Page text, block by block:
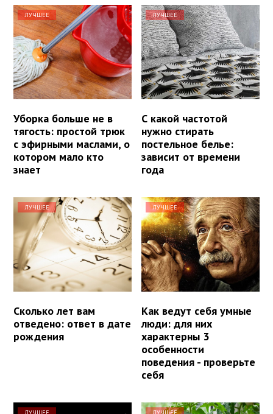
ЛУЧШЕЕ
Уборка больше не в
тягость: простой трюк
с эфирными маслами, о
котором мало кто
знает
ЛУЧШЕЕ
С какой частотой
нужно стирать
постельное белье:
зависит от времени
года
ЛУЧШЕЕ
Сколько лет вам
отведено: ответ в дате
рождения
ЛУЧШЕЕ
Как ведут себя умные
люди: для них
характерны 3
особенности
поведения - проверьте
себя